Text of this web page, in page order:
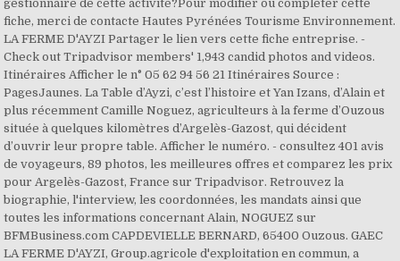
gestionnaire de cette activité?Pour modifier ou compléter cette
fiche, merci de contacte Hautes Pyrénées Tourisme Environnement.
LA FERME D'AYZI Partager le lien vers cette fiche entreprise. -
Check out Tripadvisor members' 1,943 candid photos and videos.
Itinéraires Afficher le n° 05 62 94 56 21 Itinéraires Source :
PagesJaunes. La Table d’Ayzi, c’est l’histoire et Yan Izans, d’Alain et
plus récemment Camille Noguez, agriculteurs à la ferme d’Ouzous
située à quelques kilomètres d’Argelès-Gazost, qui décident
d’ouvrir leur propre table. Afficher le numéro. - consultez 401 avis
de voyageurs, 89 photos, les meilleures offres et comparez les prix
pour Argelès-Gazost, France sur Tripadvisor. Retrouvez la
biographie, l'interview, les coordonnées, les mandats ainsi que
toutes les informations concernant Alain, NOGUEZ sur
BFMBusiness.com CAPDEVIELLE BERNARD, 65400 Ouzous. GAEC
LA FERME D'AYZI, Group.agricole d'exploitation en commun, a